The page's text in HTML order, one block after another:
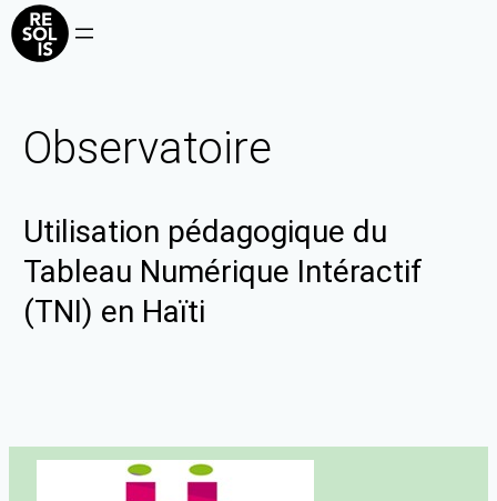
Observatoire
Utilisation pédagogique du
Tableau Numérique Intéractif
(TNI) en Haïti